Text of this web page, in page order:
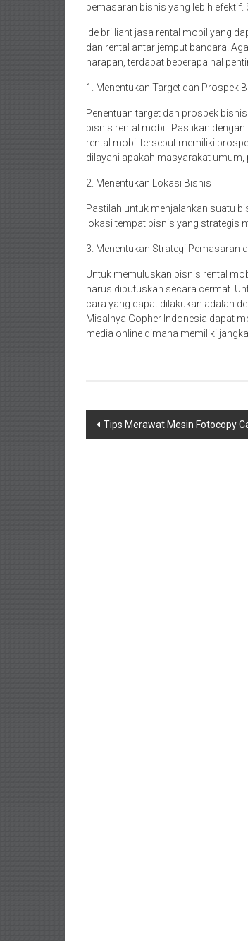
pemasaran bisnis yang lebih
Ide brilliant jasa rental mobil yang
dan rental antar jemput bandara.
harapan, terdapat beberapa hal
1. Menentukan Target dan Prospek
Penentuan target dan prospek
bisnis rental mobil. Pastikan
rental mobil tersebut memiliki
dilayani apakah masyarakat umum,
2. Menentukan Lokasi Bisnis
Pastilah untuk menjalankan suatu
lokasi tempat bisnis yang strategis
3. Menentukan Strategi Pemasaran
Untuk memuluskan bisnis rental
harus diputuskan secara cermat.
cara yang dapat dilakukan adalah
Misalnya Gopher Indonesia dapat
media online dimana memiliki
Navigasi
Tips Merawat Mesin Fotocopy